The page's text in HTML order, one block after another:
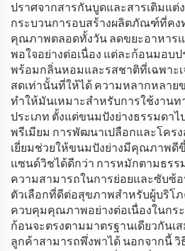
ปราศจากสารกันบูดและสารเติมแต่
กระบวนการอบสร้างผลิตภัณฑ์ที่คง
คุณภาพตลอดทั้งวัน ลดขยะอาหาร
พอใจอย่างต่อเนื่อง แต่ละก้อนมอบ
พร้อมกลิ่นหอมและรสชาติที่เฉพาะ
สดเท่านั้นที่ให้ได้ ความหลากหลาย
ทำให้มันเหมาะสำหรับการใช้งานท
ประเภท ตั้งแต่ขนมปังย่างธรรมดา
พรีเมียม การพัฒนาเปลือกและโคร
เยี่ยมช่วยให้ขนมปังย่างมีคุณภาพดี
แซนด์วิชได้ดีกว่า การหมักตามธรร
ความสามารถในการย่อยและซับซ้
ตัวเลือกที่ดีต่อสุขภาพสำหรับผู้บริโภ
ควบคุมคุณภาพอย่างต่อเนื่องในกร
ก้อนจะตรงตามมาตรฐานเดียวกันเ
ลูกค้าสามารถพึ่งพาได้ นอกจากนี้